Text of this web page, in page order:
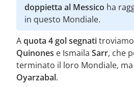
doppietta al Messico ha
in questo Mondiale.
Aquota 4 gol segnatitroviamo
Quinones e Ismaila Sarr, che
terminato il loro Mondiale,
Oyarzabal.